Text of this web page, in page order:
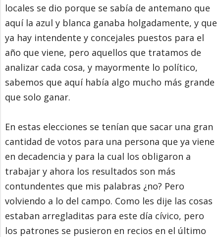
locales se dio porque se sabía de antemano que
aquí la azul y blanca ganaba holgadamente, y que
ya hay intendente y concejales puestos para el
año que viene, pero aquellos que tratamos de
analizar cada cosa, y mayormente lo político,
sabemos que aquí había algo mucho más grande
que solo ganar.
En estas elecciones se tenían que sacar una gran
cantidad de votos para una persona que ya viene
en decadencia y para la cual los obligaron a
trabajar y ahora los resultados son más
contundentes que mis palabras ¿no? Pero
volviendo a lo del campo. Como les dije las cosas
estaban arregladitas para este día cívico, pero
los patrones se pusieron en recios en el último